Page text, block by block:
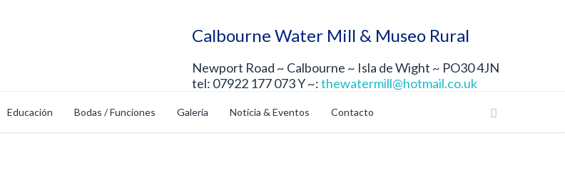
Calbourne Water Mill & Museo Rural
Newport Road ~ Calbourne ~ Isla de Wight ~ PO30 4JN
tel: 07922 177 073 Y ~:thewatermill@hotmail.co.uk
Educación Bodas / Funciones Galería Noticia & Eventos Contacto